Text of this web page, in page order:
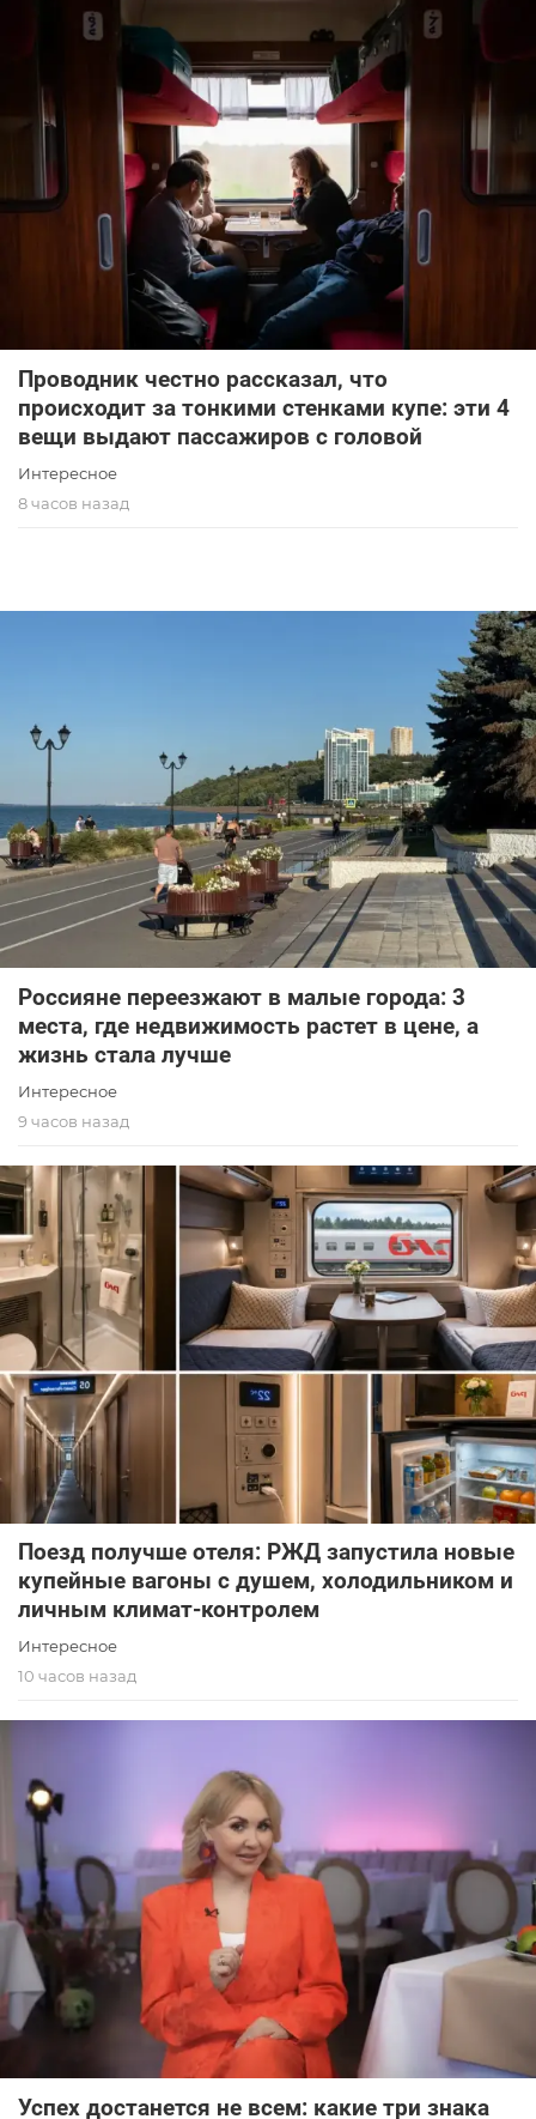
Проводник честно рассказал, что
происходит за тонкими стенками купе: эти 4
вещи выдают пассажиров с головой
Интересное
8 часов назад
Россияне переезжают в малые города: 3
места, где недвижимость растет в цене, а
жизнь стала лучше
Интересное
9 часов назад
Поезд получше отеля: РЖД запустила новые
купейные вагоны с душем, холодильником и
личным климат-контролем
Интересное
10 часов назад
Успех достанется не всем: какие три знака